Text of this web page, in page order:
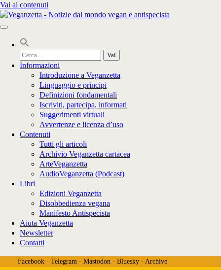
Vai ai contenuti
Cerca
per:
Informazioni
Introduzione a Veganzetta
Linguaggio e principi
Definizioni fondamentali
Iscriviti, partecipa, informati
Suggerimenti virtuali
Avvertenze e licenza d’uso
Contenuti
Tutti gli articoli
Archivio Veganzetta cartacea
ArteVeganzetta
AudioVeganzetta (Podcast)
Libri
Edizioni Veganzetta
Disobbedienza vegana
Manifesto Antispecista
Aiuta Veganzetta
Newsletter
Contatti
Facebook- Telegram- Mastodon- Bluesky- Archive